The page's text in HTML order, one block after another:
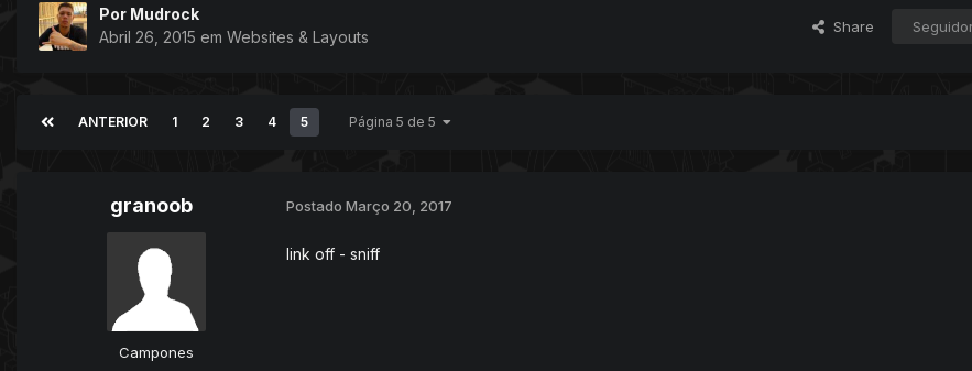
Por Mudrock
Abril 26, 2015 em Websites & Layouts
Share
ANTERIOR 1 2 3 4 5 Página 5 de 5
granoob
Campones
Postado Março 20, 2017
link off - sniff